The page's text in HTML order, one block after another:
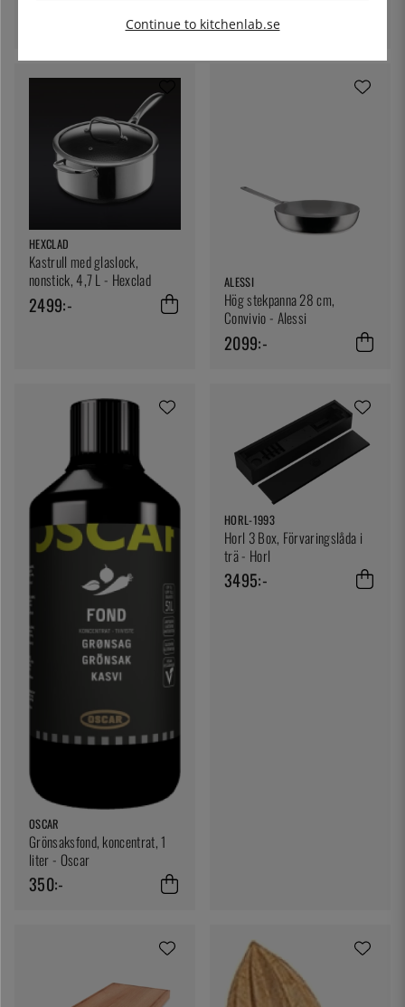
HEXCLAD
Kastrull med glaslock,
nonstick, 4,7 L - Hexclad
2499:-
ALESSI
Hög stekpanna 28 cm,
Convivio - Alessi
2099:-
OSCAR
Grönsaksfond, koncentrat, 1
liter - Oscar
350:-
HORL-1993
Horl 3 Box, Förvaringslåda i
trä - Horl
3495:-
Continue to kitchenlab.se